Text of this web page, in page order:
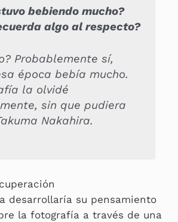
bebiendo mucho?
algo al respecto?
Probablemente sí,
época bebía mucho.
la olvidé
sin que pudiera
Nakahira.
desarrollaría su pensamiento
la fotografía a través de una